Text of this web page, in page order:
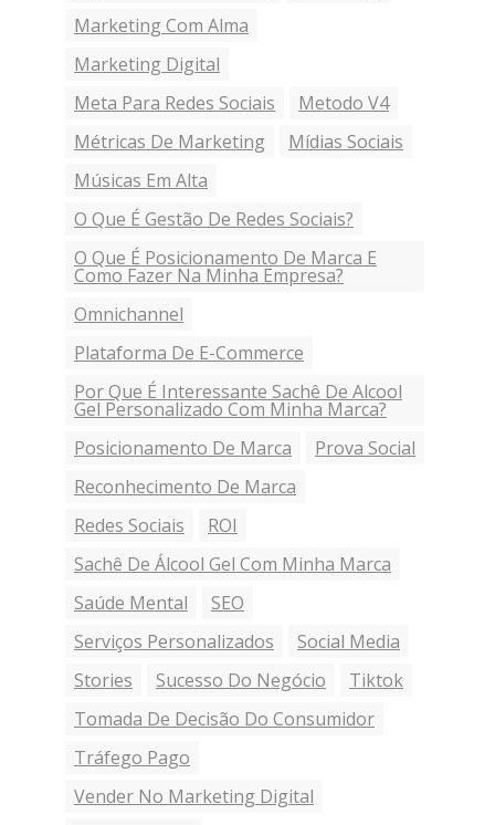
Marketing Com Alma
Marketing Digital
Meta Para Redes Sociais
Metodo V4
Métricas De Marketing
Mídias Sociais
Músicas Em Alta
O Que É Gestão De Redes Sociais?
O Que É Posicionamento De Marca E
Como Fazer Na Minha Empresa?
Omnichannel
Plataforma De E-Commerce
Por Que É Interessante Sachê De Alcool
Gel Personalizado Com Minha Marca?
Posicionamento De Marca
Prova Social
Reconhecimento De Marca
Redes Sociais
ROI
Sachê De Álcool Gel Com Minha Marca
Saúde Mental
SEO
Serviços Personalizados
Social Media
Stories
Sucesso Do Negócio
Tiktok
Tomada De Decisão Do Consumidor
Tráfego Pago
Vender No Marketing Digital